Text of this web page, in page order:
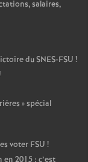
salaires,
du SNES-FSU !
» spécial
voter FSU !